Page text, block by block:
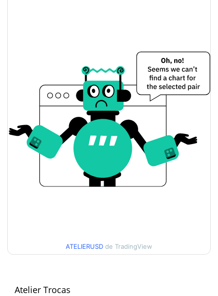
$0.0000091832093
Abertura / Fecho de
$0.0000091832093 /
$0.0000091780672
A mudança de ontem
Volume de ontem $79.429861
Histórico do preço do Atelier
ATELIERUSD de TradingView
Atelier Trocas